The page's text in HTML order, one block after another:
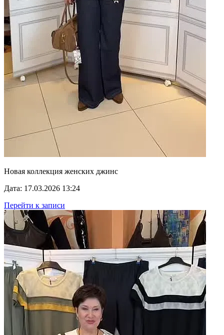
Новая коллекция женских джинс
Дата: 17.03.2026 13:24
Перейти к записи